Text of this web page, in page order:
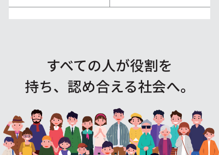
すべての人が役割を
持ち、認め合える社会へ。